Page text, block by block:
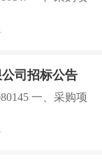
司招标公告
一、采购项